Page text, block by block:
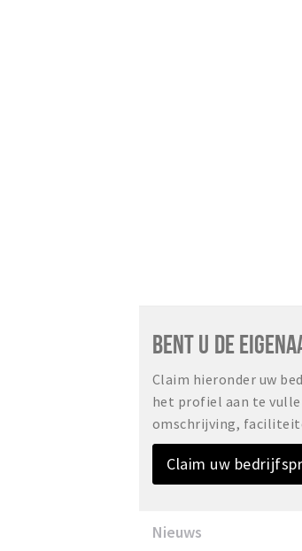
BENT U DE
Claim hieronder uw
het profiel aan te
omschrijving,
Claim uw
Nieuws